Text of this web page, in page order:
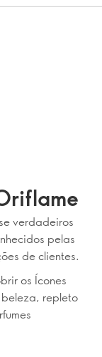
verdadeiros
pelas
de clientes.
os Ícones
repleto